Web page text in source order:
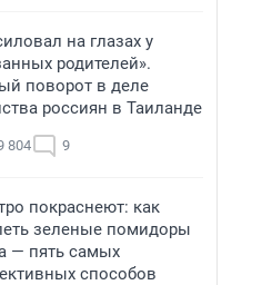
на глазах у
родителей».
поворот в деле
россиян в Таиланде
804 9
покраснеют: как
зеленые помидоры
— пять самых
способов